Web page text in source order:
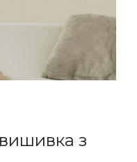
з